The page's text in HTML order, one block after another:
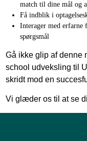
match til dine mål og
Få indblik i
Interager med
spørgsmål
Gå ikke glip af denne
school udveksling til
skridt mod en
Vi glæder os til at se